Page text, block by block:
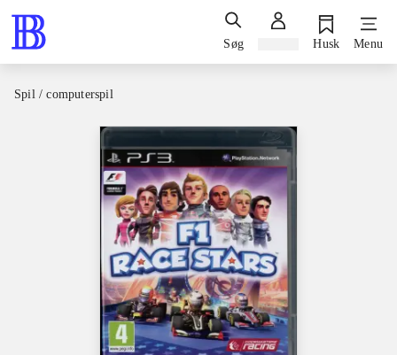
Søg Husk Menu
Spil / computerspil